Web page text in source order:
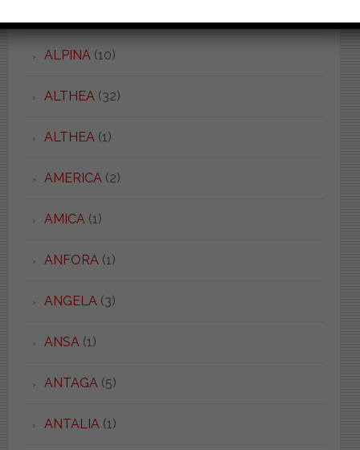
ALPINA (10)
ALTHEA (32)
ALTHEA (1)
AMERICA (2)
AMICA (1)
ANFORA (1)
ANGELA (3)
ANSA (1)
ANTAGA (5)
ANTALIA (1)